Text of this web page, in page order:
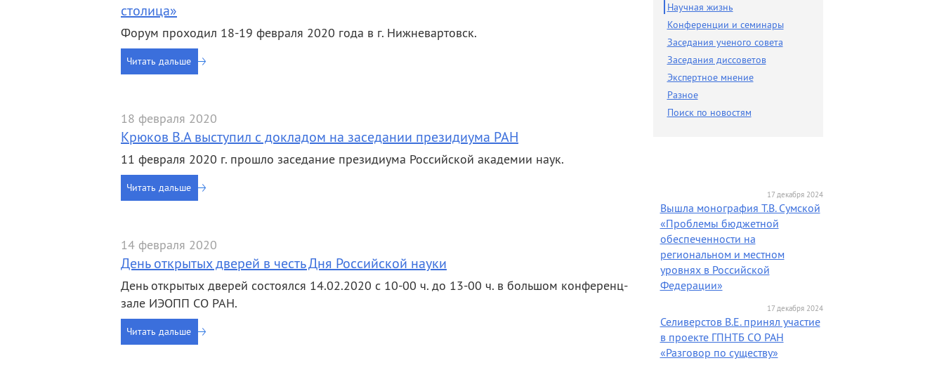
Научные подразделения
Прочие подразделения
Издательская
деятельность
Научные школы
Целевое обучение
Заседания ученого совета
Заседания диссоветов
Экспертное мнение
столица»
Форум проходил 18-19 февраля 2020 года в г. Нижневартовск.
Читать дальше
18 февраля 2020
Крюков В.А выступил с докладом на заседании президиума РАН
11 февраля 2020 г. прошло заседание президиума Российской академии наук.
Читать дальше
14 февраля 2020
День открытых дверей в честь Дня Российской науки
День открытых дверей состоялся 14.02.2020 с 10-00 ч. до 13-00 ч. в большом конференц-
зале ИЭОПП СО РАН.
Читать дальше
Научная жизнь
Конференции и семинары
Заседания ученого совета
Заседания диссоветов
Экспертное мнение
Разное
Поиск по новостям
17 декабря 2024
Вышла монография Т.В. Сумской
«Проблемы бюджетной
обеспеченности на
региональном и местном
уровнях в Российской
Федерации»
17 декабря 2024
Селиверстов В.Е. принял участие
в проекте ГПНТБ СО РАН
«Разговор по существу»